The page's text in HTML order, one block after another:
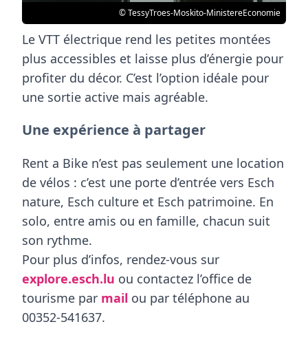
© TessyTroes-Moskito-MinistereEconomie
Le VTT électrique rend les petites montées
plus accessibles et laisse plus d’énergie pour
profiter du décor. C’est l’option idéale pour
une sortie active mais agréable.
Une expérience à partager
Rent a Bike n’est pas seulement une location
de vélos : c’est une porte d’entrée vers Esch
nature, Esch culture et Esch patrimoine. En
solo, entre amis ou en famille, chacun suit
son rythme.
Pour plus d’infos, rendez-vous sur
explore.esch.lu ou contactez l’office de
tourisme par mail ou par téléphone au
00352-541637.